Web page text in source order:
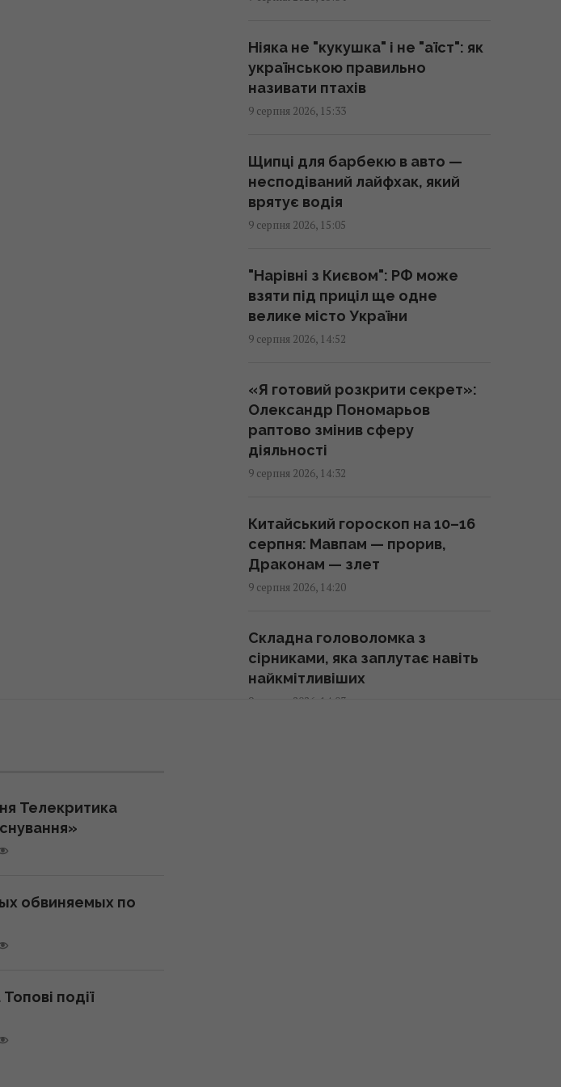
Пілот взявся за практично
безлюдний острів: за 50 років
він змінився до невпізнання
Окупанти почали відправляти
на штурм танки з активним
захистом від FPV-дронів
Американський трюк із
картоплею фрі допомагає
швидко загустити суп
Хіт 1983 року став однією з
"найкращих літніх пісень усіх
часів": у чому її таємниця
14:27 неділя, 09 серпня 2026
Три яблука сховалися серед
птахів: на їх пошуки дають лише
11 секунд
14:16 неділя, 09 серпня 2026
Випросила рецепт кабачків по-
корейськи у продавця на ринку:
готую їх просто так і на зиму
14:05 неділя, 09 серпня 2026
Ніяка не "кукушка" і не "аїст": як
українською правильно
називати птахів
9 серпня 2026, 15:33
Щипці для барбекю в авто —
несподіваний лайфхак, який
врятує водія
9 серпня 2026, 15:05
"Нарівні з Києвом": РФ може
взяти під приціл ще одне
велике місто України
9 серпня 2026, 14:52
«Я готовий розкрити секрет»:
Олександр Пономарьов
раптово змінив сферу
діяльності
9 серпня 2026, 14:32
Китайський гороскоп на 10–16
серпня: Мавпам — прорив,
Драконам — злет
9 серпня 2026, 14:20
Складна головоломка з
сірниками, яка заплутає навіть
найкмітливіших
9 серпня 2026, 14:03
Телекритика
обвиняемых по
події